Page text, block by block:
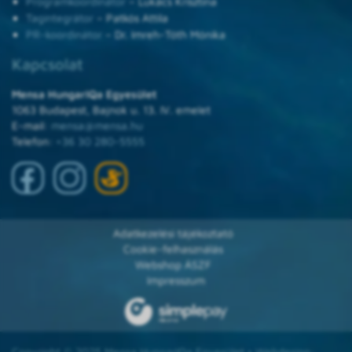
Tagintegrátor
– Patkós Attila
PR-koordinátor – Dr. Imreh-Tóth Mónika
Kapcsolat
Mensa HungarIQa Egyesület
1063 Budapest, Bajnok u. 13. IV. emelet
E-mail: mensa@mensa.hu
Telefon:
+36 30 280-5555
Adatkezelési tájékoztató
Cookie-felhasználás
Webshop ÁSZF
Impresszum